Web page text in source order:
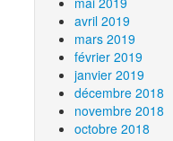
avril 2019
mars 2019
février 2019
janvier 2019
décembre 2018
novembre 2018
octobre 2018